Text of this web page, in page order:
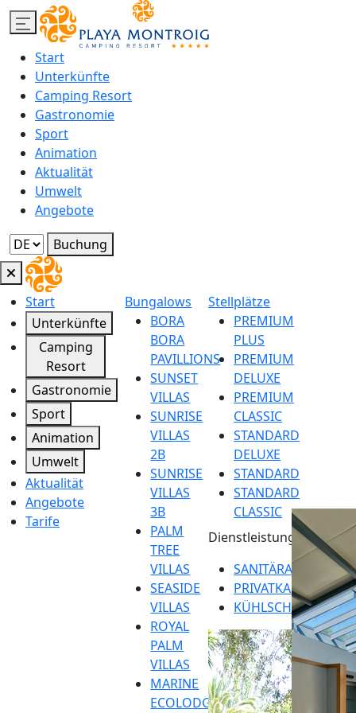
Start
Unterkünfte
Camping Resort
Gastronomie
Sport
Animation
Aktualität
Umwelt
Angebote
Buchung
Start
Unterkünfte
Camping
Resort
Gastronomie
Sport
Animation
Umwelt
Aktualität
Angebote
Tarife
Bungalows
BORA
BORA
PAVILLIONS
SUNSET
VILLAS
SUNRISE
VILLAS
2B
SUNRISE
VILLAS
3B
PALM
TREE
VILLAS
SEASIDE
VILLAS
ROYAL
PALM
VILLAS
MARINE
ECOLODGE
Stellplätze
PREMIUM
PLUS
PREMIUM
DELUXE
PREMIUM
CLASSIC
STANDARD
DELUXE
STANDARD
STANDARD
CLASSIC
Dienstleistungen
SANITÄRANLAGEN
PRIVATKABINEN